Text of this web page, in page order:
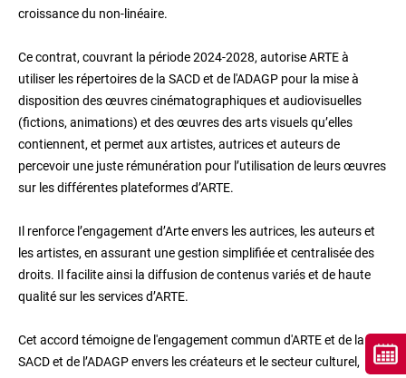
croissance du non-linéaire.
Ce contrat, couvrant la période 2024-2028, autorise ARTE à
utiliser les répertoires de la SACD et de l'ADAGP pour la mise à
disposition des œuvres cinématographiques et audiovisuelles
(fictions, animations) et des œuvres des arts visuels qu’elles
contiennent, et permet aux artistes, autrices et auteurs de
percevoir une juste rémunération pour l’utilisation de leurs œuvres
sur les différentes plateformes d’ARTE.
Il renforce l’engagement d’Arte envers les autrices, les auteurs et
les artistes, en assurant une gestion simplifiée et centralisée des
droits. Il facilite ainsi la diffusion de contenus variés et de haute
qualité sur les services d’ARTE.
Cet accord témoigne de l'engagement commun d'ARTE et de la
SACD et de l’ADAGP envers les créateurs et le secteur culturel,